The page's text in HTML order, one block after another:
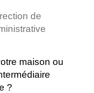
de
maison ou
?